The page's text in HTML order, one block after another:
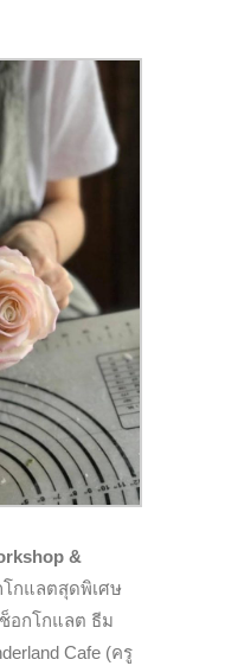
&
กแลตสุดพิเศษ
อกโกแลต ธีม
Cafe (ครู